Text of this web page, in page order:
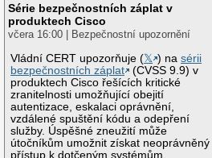
Série bezpečnostních záplat v
produktech Cisco
včera 16:00 | Bezpečnostní upozornění
Vládní CERT upozorňuje (𝕏 ) nasérii
bezpečnostních záplat
(CVSS 9.9) v
produktech Cisco řešících kritické
zranitelnosti umožňující obejití
autentizace, eskalaci oprávnění,
vzdálené spuštění kódu a odepření
služby. Úspěšné zneužití může
útočníkům umožnit získat neoprávněný
přístup k dotčeným systémům,